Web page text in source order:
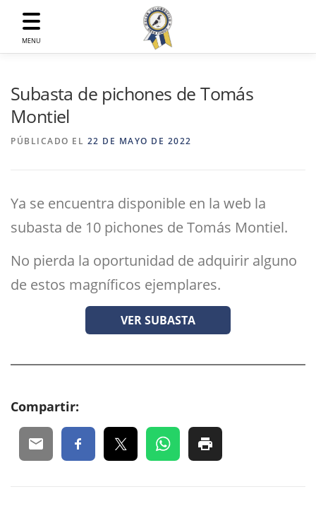
MENU
contenido
Subasta de pichones de Tomás
Montiel
PÚBLICADO EL 22 DE MAYO DE 2022
Ya se encuentra disponible en la web la
subasta de 10 pichones de Tomás Montiel.
No pierda la oportunidad de adquirir alguno
de estos magníficos ejemplares.
VER SUBASTA
Compartir: